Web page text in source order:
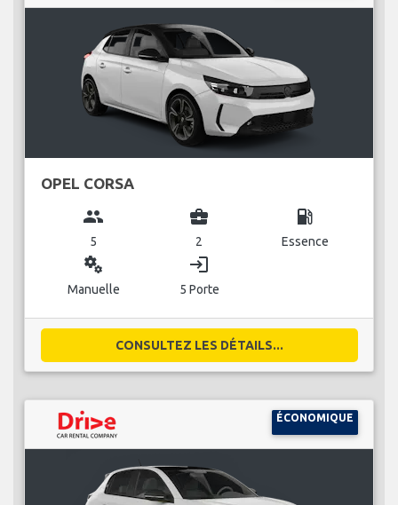
OPEL CORSA
group
5
business_center
2
local_gas_station
Essence
miscellaneous_services
Manuelle
login
5 Porte
CONSULTEZ LES DÉTAILS...
ÉCONOMIQUE